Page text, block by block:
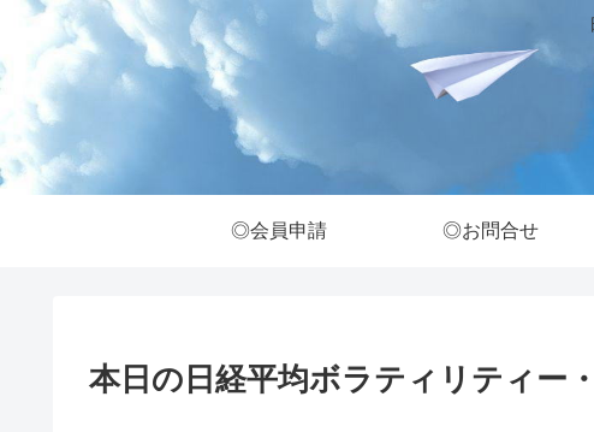
◎会員申請 ◎お問合せ
本日の日経平均ボラティリティー